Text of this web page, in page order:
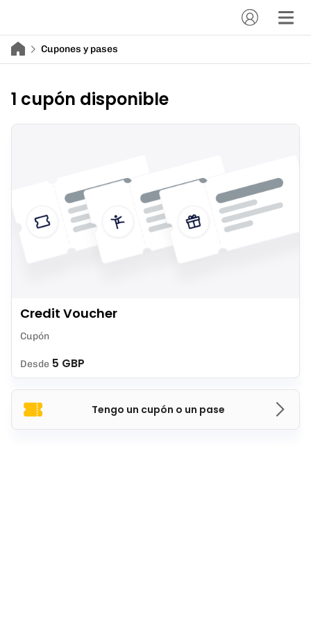
Cupones y pases
1 cupón disponible
Tengo un cupón o un pase
Credit Voucher
Cupón
Desde 5 GBP